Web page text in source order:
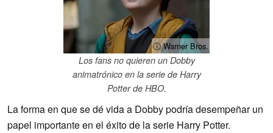
ⓘ Warner Bros.
Los fans no quieren un Dobby
animatrónico en la serie de Harry
Potter de HBO.
La forma en que se dé vida a Dobby podría desempeñar un
papel importante en el éxito de la serie Harry Potter.